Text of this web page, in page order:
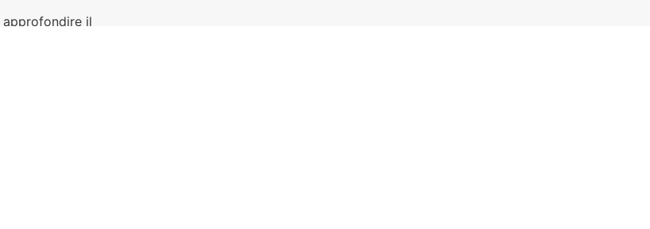
approfondire il